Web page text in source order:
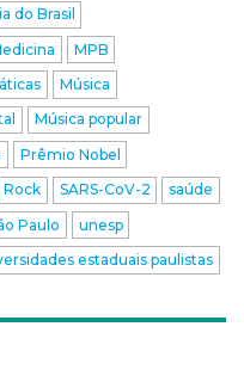
do Brasil
MPB
Música
Música popular
Prêmio Nobel
Rock SARS-CoV-2
saúde
Paulo
unesp
estaduais paulistas